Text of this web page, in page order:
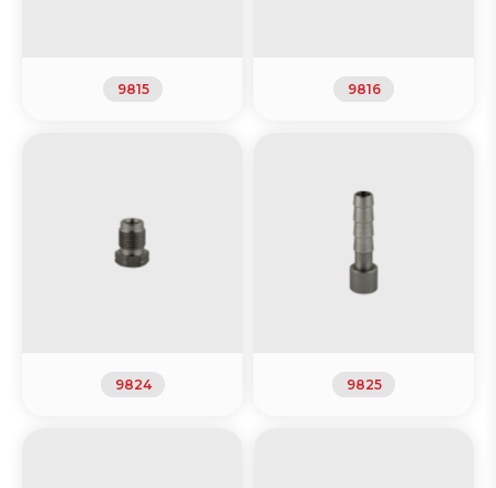
9815 9816
9824 9825